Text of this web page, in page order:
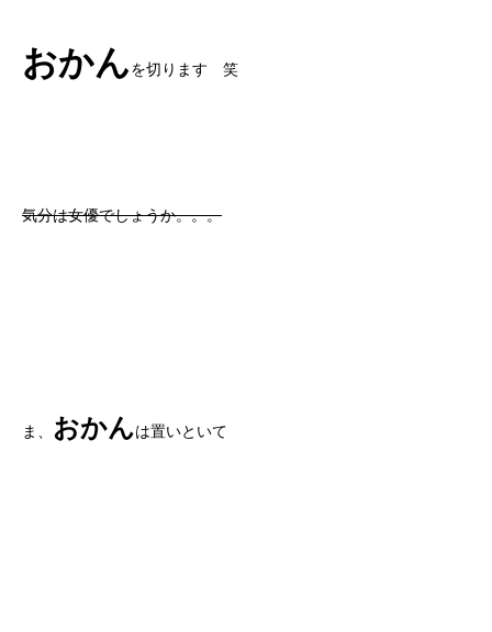
おかんを切ります 笑
気分は女優でしょうか。。。
ま、 おかんは置いといて